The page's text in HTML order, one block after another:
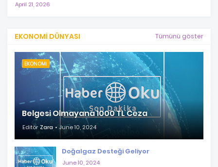
April 21, 2026
EKONOMI DÜNYASI Tümünü göster
EKONOMI
Belgesi Olmayana 1000 TL Ceza
Editör Zara June 10, 2024
Doğalgaz Desteği Geliyor
June 10, 2024